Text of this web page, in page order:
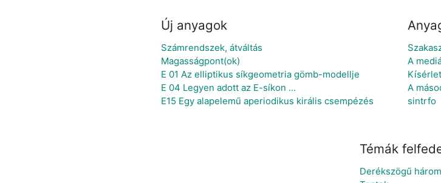
Új anyagok
Számrendszek, átváltás
Magasságpont(ok)
E 01 Az elliptikus síkgeometria gömb-modellje
E 04 Legyen adott az E-síkon ...
E15 Egy alapelemű aperiodikus királis csempézés
A
A
sintrfo
Témák
Derékszögű